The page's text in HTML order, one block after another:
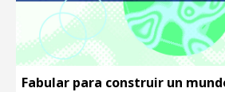
Fabular para construir un